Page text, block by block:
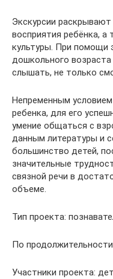
Экскурсии
восприятия ребёнка, а
культуры. При помощи
дошкольного
слышать, не только
Непременным
ребенка, для его
умение общаться с
данным литературы и
большинство детей,
значительные
связной речи в
объеме.
Тип проекта:
По
Участники проекта: